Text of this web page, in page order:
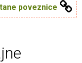
poveznice